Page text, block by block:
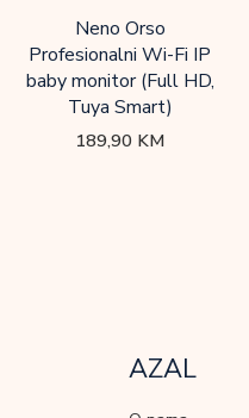
Neno Orso
Profesionalni Wi-Fi IP
baby monitor (Full HD,
Tuya Smart)
189,90 KM
AZAL